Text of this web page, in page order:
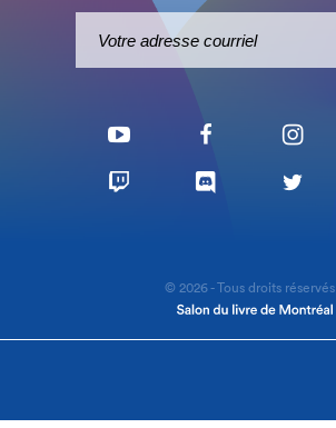
© 2026 - Tous droits réservés